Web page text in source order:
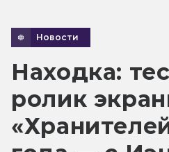
Новости
Находка:
ролик